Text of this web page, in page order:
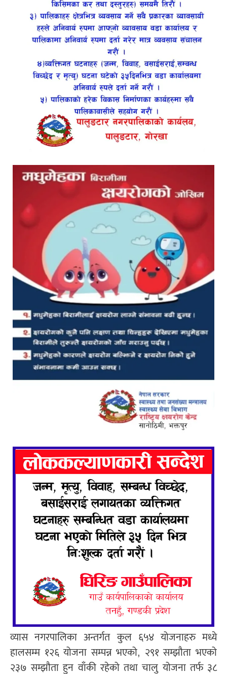
व्यास नगरपालिका अन्तर्गत कुल ६५४ योजनाहरु मध्ये
हालसम्म १२६ योजना सम्पन्न भएको, २९१ सम्झौता भएको
२३७ सम्झौता हुन वाँकी रहेको तथा चालु योजना तर्फ ३८